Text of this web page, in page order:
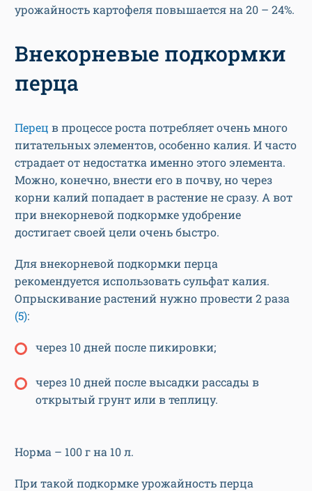
урожайность картофеля повышается на 20 – 24%.
Внекорневые подкормки
перца
Перец в процессе роста потребляет очень много
питательных элементов, особенно калия. И часто
страдает от недостатка именно этого элемента.
Можно, конечно, внести его в почву, но через
корни калий попадает в растение не сразу. А вот
при внекорневой подкормке удобрение
достигает своей цели очень быстро.
Для внекорневой подкормки перца
рекомендуется использовать сульфат калия.
Опрыскивание растений нужно провести 2 раза
(5):
через 10 дней после пикировки;
через 10 дней после высадки рассады в
открытый грунт или в теплицу.
Норма – 100 г на 10 л.
При такой подкормке урожайность перца